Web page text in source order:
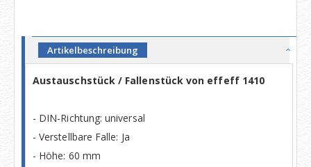
Artikelbeschreibung
Austauschstück / Fallenstück von effeff 1410
- DIN-Richtung: universal
- Verstellbare Falle: Ja
- Höhe: 60 mm